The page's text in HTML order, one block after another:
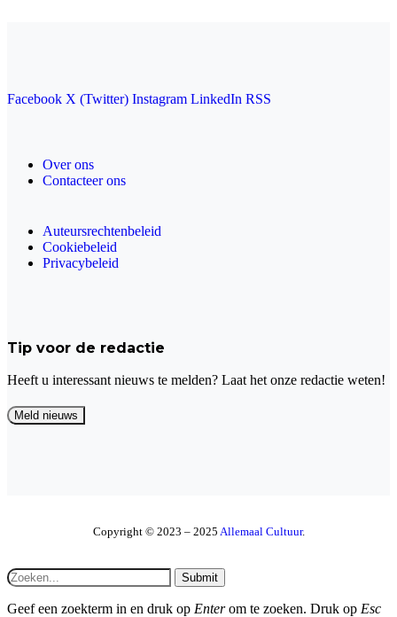
Facebook X (Twitter) Instagram LinkedIn RSS
Over ons
Contacteer ons
Auteursrechtenbeleid
Cookiebeleid
Privacybeleid
Tip voor de redactie
Heeft u interessant nieuws te melden? Laat het onze redactie weten!
Copyright © 2023 – 2025 Allemaal Cultuur.
Submit
Geef een zoekterm in en druk op Enterom te zoeken. Druk op Esc